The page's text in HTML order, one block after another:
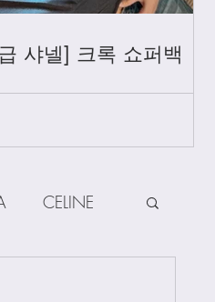
샤넬] 크록 쇼퍼백
CELINE